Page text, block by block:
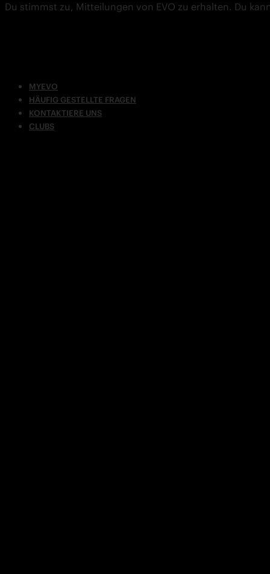
MYEVO
HÄUFIG GESTELLTE FRAGEN
KONTAKTIERE UNS
CLUBS
Du stimmst zu, Mitteilungen von EVO zu erhalten. Du